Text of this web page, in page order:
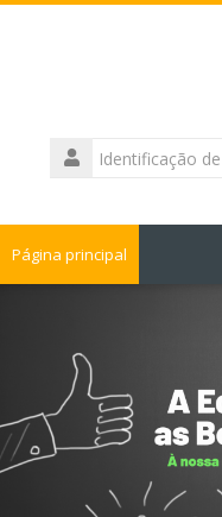
Identificação
de
Página principal